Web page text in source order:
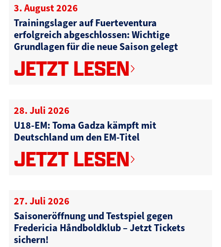
3. August 2026
Trainingslager auf Fuerteventura
erfolgreich abgeschlossen: Wichtige
Grundlagen für die neue Saison gelegt
JETZT LESEN
28. Juli 2026
U18-EM: Toma Gadza kämpft mit
Deutschland um den EM-Titel
JETZT LESEN
27. Juli 2026
Saisoneröffnung und Testspiel gegen
Fredericia Håndboldklub – Jetzt Tickets
sichern!